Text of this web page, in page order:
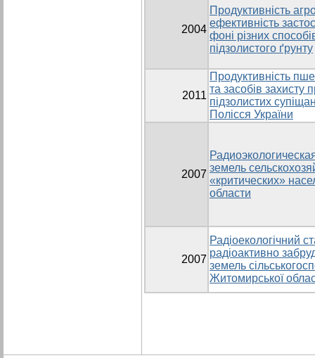
2004
Продуктивність
ефективність
фоні різних
підзолистого ґрунту
2011
Продуктивність
та засобів захисту
підзолистих
Полісся України
2007
земель
«критических»
области
2007
Радіоекологічний
радіоактивно
земель
Житомирської